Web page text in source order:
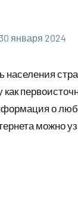
30 января 2024
населения
как
о
можно